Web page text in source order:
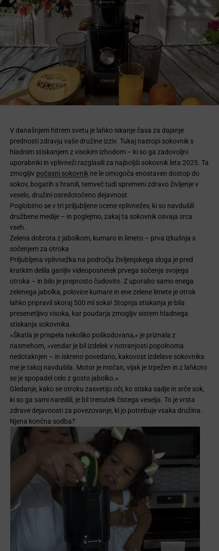
V današnjem hitrem svetu je lahko iskanje časa za dajanje
prednosti zdravju vaše družine izziv. Tukaj nastopi sokovnik s
hladnim stiskanjem z visokim izhodom – ki so ga zadovoljni
uporabniki in vplivneži razglasili za najboljši sokovnik leta 2025. Ta
zmogljiv počasni sokovnik ne le omogoča enostaven dostop do
sokov, bogatih s hranili, temveč tudi spremeni zdravo življenje v
veselo, družini osredotočeno dejavnost.
Poglobimo se v tri priljubljene ocene vplivnežev, ki so navdušili
družbene medije – in poglejmo, zakaj ta sokovnik osvaja srca
vseh.
Zelena dobrota z jabolkom, kumaro in limeto – prva izkušnja s
sočenjem za otroka
Priljubljena vplivnežka na področju življenjskega sloga je pred
kratkim delila ganljiv videoposnetek prvega sočenja svojega
otroka – in bilo je preprosto čudovito. Z uporabo samo enega
zelenega jabolka, polovice kumare in ene zelene limete je otrok
lahko pripravil skoraj 500 ml soka! Stopnja stiskanja je bila
presenetljivo visoka, kar poudarja zmogljiv sistem hladnega
stiskanja sokovnika.
»Škatla je prispela nekoliko poškodovana,« je priznala z
nasmehom, »vendar je bil izdelek v notranjosti popolnoma
nedotaknjen – in iskreno povedano, kakovost izdelave sokovnika
me je takoj navdušila. Motor je močan, vijak je trpežen in z lahkoto
se je spopadel celo z gosto jabolko.«
Gledanje, kako se otroku zasvetijo oči, ko stiska sadje in srče sok,
ki so ga sami naredili, je bil trenutek čistega veselja. To je vrsta
zdrave dejavnosti za povezovanje, ki jo potrebuje vsaka družina.
Njena končna sodba?